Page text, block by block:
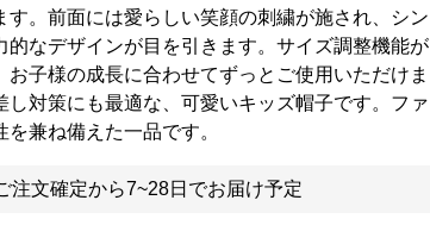
す。前面には愛らしい笑顔の刺繍が施され、シン
的なデザインが目を引きます。サイズ調整機能が
お子様の成長に合わせてずっとご使用いただけま
し対策にも最適な、可愛いキッズ帽子です。ファ
を兼ね備えた一品です。
注文確定から7~28日でお届け予定